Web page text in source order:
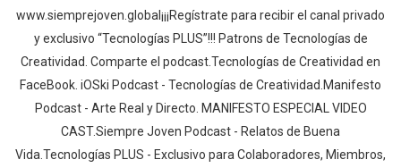
www.siemprejoven.global¡¡¡Regístrate para recibir el canal privado
y exclusivo “Tecnologías PLUS”!!! Patrons de Tecnologías de
Creatividad. Comparte el podcast.Tecnologías de Creatividad en
FaceBook. iOSki Podcast - Tecnologías de Creatividad.Manifesto
Podcast - Arte Real y Directo. MANIFESTO ESPECIAL VIDEO
CAST.Siempre Joven Podcast - Relatos de Buena
Vida.Tecnologías PLUS - Exclusivo para Colaboradores, Miembros,